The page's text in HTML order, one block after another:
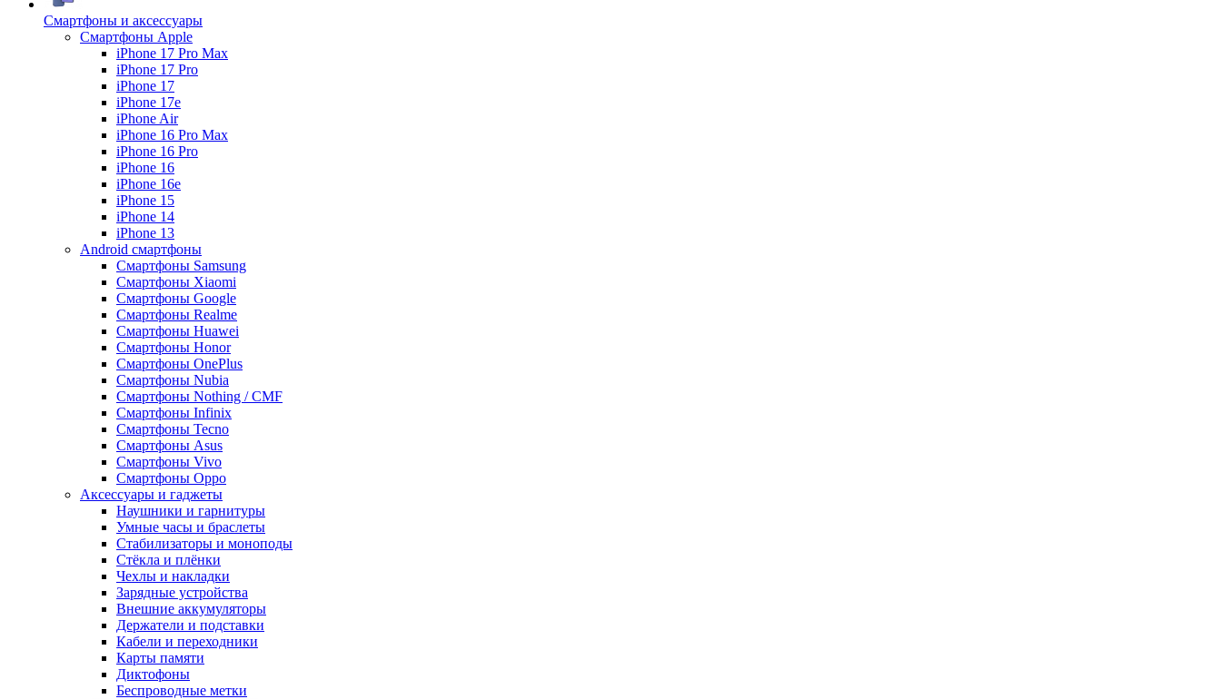
Смартфоны и аксессуары
Смартфоны Apple
iPhone 17 Pro Max
iPhone 17 Pro
iPhone 17
iPhone 17e
iPhone Air
iPhone 16 Pro Max
iPhone 16 Pro
iPhone 16
iPhone 16e
iPhone 15
iPhone 14
iPhone 13
Android cмартфоны
Смартфоны Samsung
Смартфоны Xiaomi
Смартфоны Google
Смартфоны Realme
Смартфоны Huawei
Смартфоны Honor
Смартфоны OnePlus
Смартфоны Nubia
Смартфоны Nothing / CMF
Смартфоны Infinix
Смартфоны Tecno
Смартфоны Asus
Смартфоны Vivo
Смартфоны Oppo
Аксессуары и гаджеты
Наушники и гарнитуры
Умные часы и браслеты
Стабилизаторы и моноподы
Стёкла и плёнки
Чехлы и накладки
Зарядные устройства
Внешние аккумуляторы
Держатели и подставки
Кабели и переходники
Карты памяти
Диктофоны
Беспроводные метки